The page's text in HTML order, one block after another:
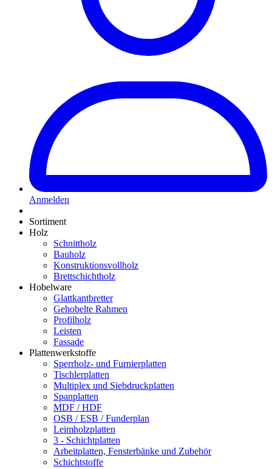
Anmelden
Sortiment
Holz
Schnittholz
Bauholz
Konstruktionsvollholz
Brettschichtholz
Hobelware
Glattkantbretter
Gehobelte Rahmen
Profilholz
Leisten
Fassade
Plattenwerkstoffe
Sperrholz- und Furnierplatten
Tischlerplatten
Multiplex und Siebdruckplatten
Spanplatten
MDF / HDF
OSB / ESB / Funderplan
Leimholzplatten
3 - Schichtplatten
Arbeitplatten, Fensterbänke und Zubehör
Schichtstoffe